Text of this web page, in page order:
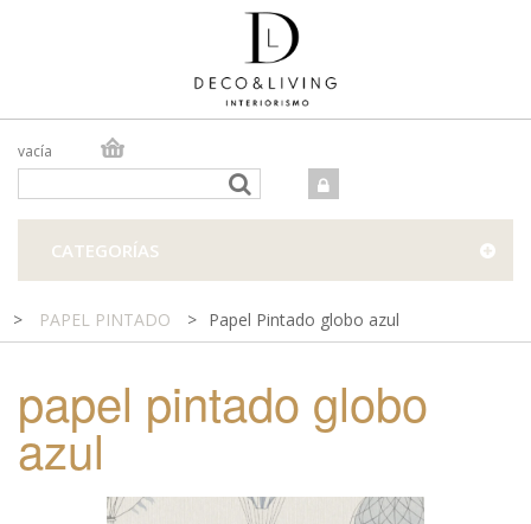
vacía
TIENDA FÍSICA
CATEGORÍAS
> PAPEL PINTADO > Papel Pintado globo azul
papel pintado globo
azul